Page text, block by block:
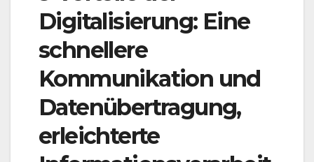
Digitalisierung: Eine
schnellere
Kommunikation und
Datenübertragung,
erleichterte